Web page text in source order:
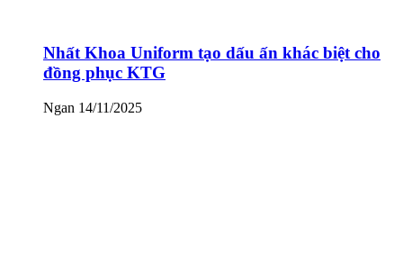
Nhất Khoa Uniform tạo dấu ấn khác biệt cho
đồng phục KTG
Ngan 14/11/2025